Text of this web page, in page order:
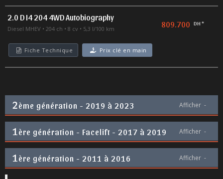
2.0 D I4 204 4WD Autobiography
Diesel MHEV 204 ch 8 cv 5,3 l/100 km 809.700 DH *
Fiche Technique Prix clé en main
2ème génération - 2019 à 2023 Afficher -
1ère génération - Facelift - 2017 à 2019 Afficher -
1ère génération - 2011 à 2016 Afficher -